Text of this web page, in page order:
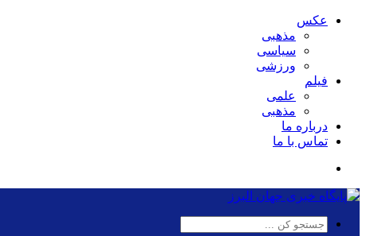
عکس
مذهبی
سیاسی
ورزشی
فیلم
علمی
مذهبی
درباره ما
تماس با ما